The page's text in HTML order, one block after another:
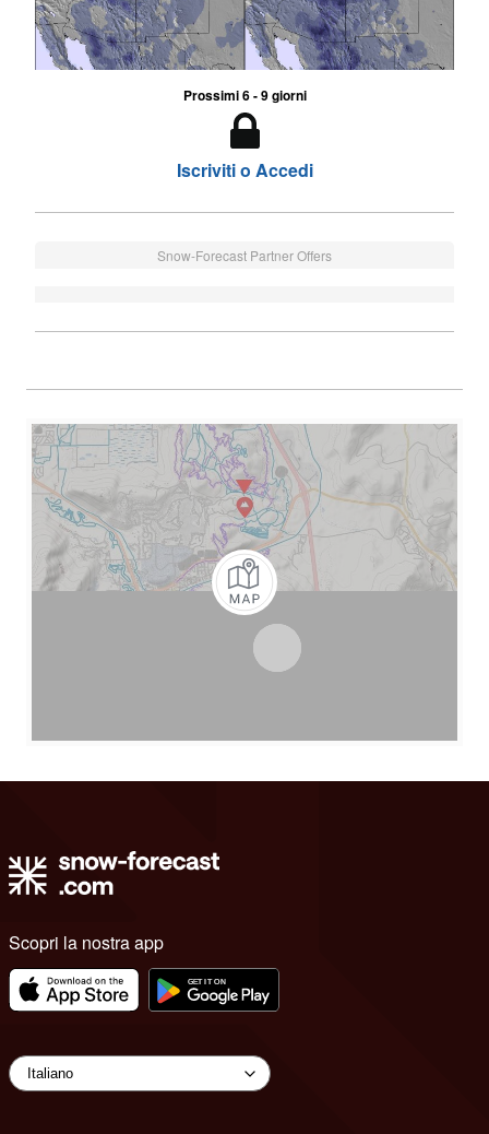
Prossimi 6 - 9 giorni
Iscriviti o Accedi
Snow-Forecast Partner Offers
Scopri la nostra app